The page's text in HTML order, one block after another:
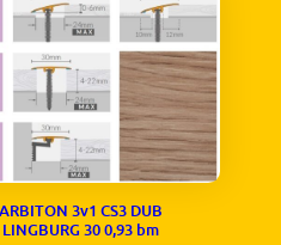
ARBITON 3v1 CS3 DUB
LINGBURG 30 0,93 bm